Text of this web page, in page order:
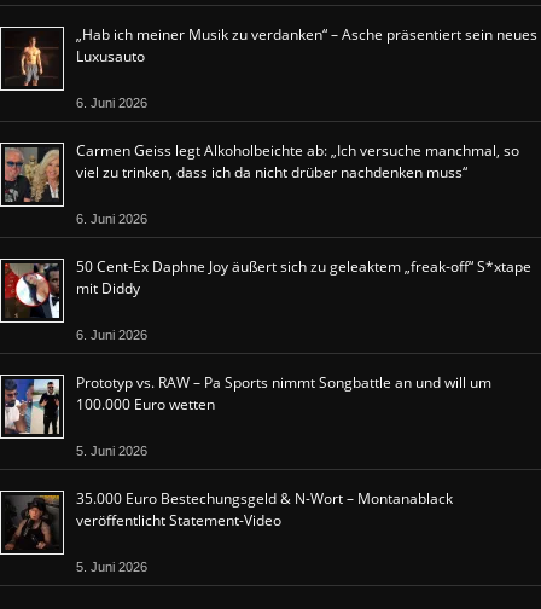
„Hab ich meiner Musik zu verdanken“ – Asche präsentiert sein neues
Luxusauto
6. Juni 2026
Carmen Geiss legt Alkoholbeichte ab: „Ich versuche manchmal, so
viel zu trinken, dass ich da nicht drüber nachdenken muss“
6. Juni 2026
50 Cent-Ex Daphne Joy äußert sich zu geleaktem „freak-off“ S*xtape
mit Diddy
6. Juni 2026
Prototyp vs. RAW – Pa Sports nimmt Songbattle an und will um
100.000 Euro wetten
5. Juni 2026
35.000 Euro Bestechungsgeld & N-Wort – Montanablack
veröffentlicht Statement-Video
5. Juni 2026